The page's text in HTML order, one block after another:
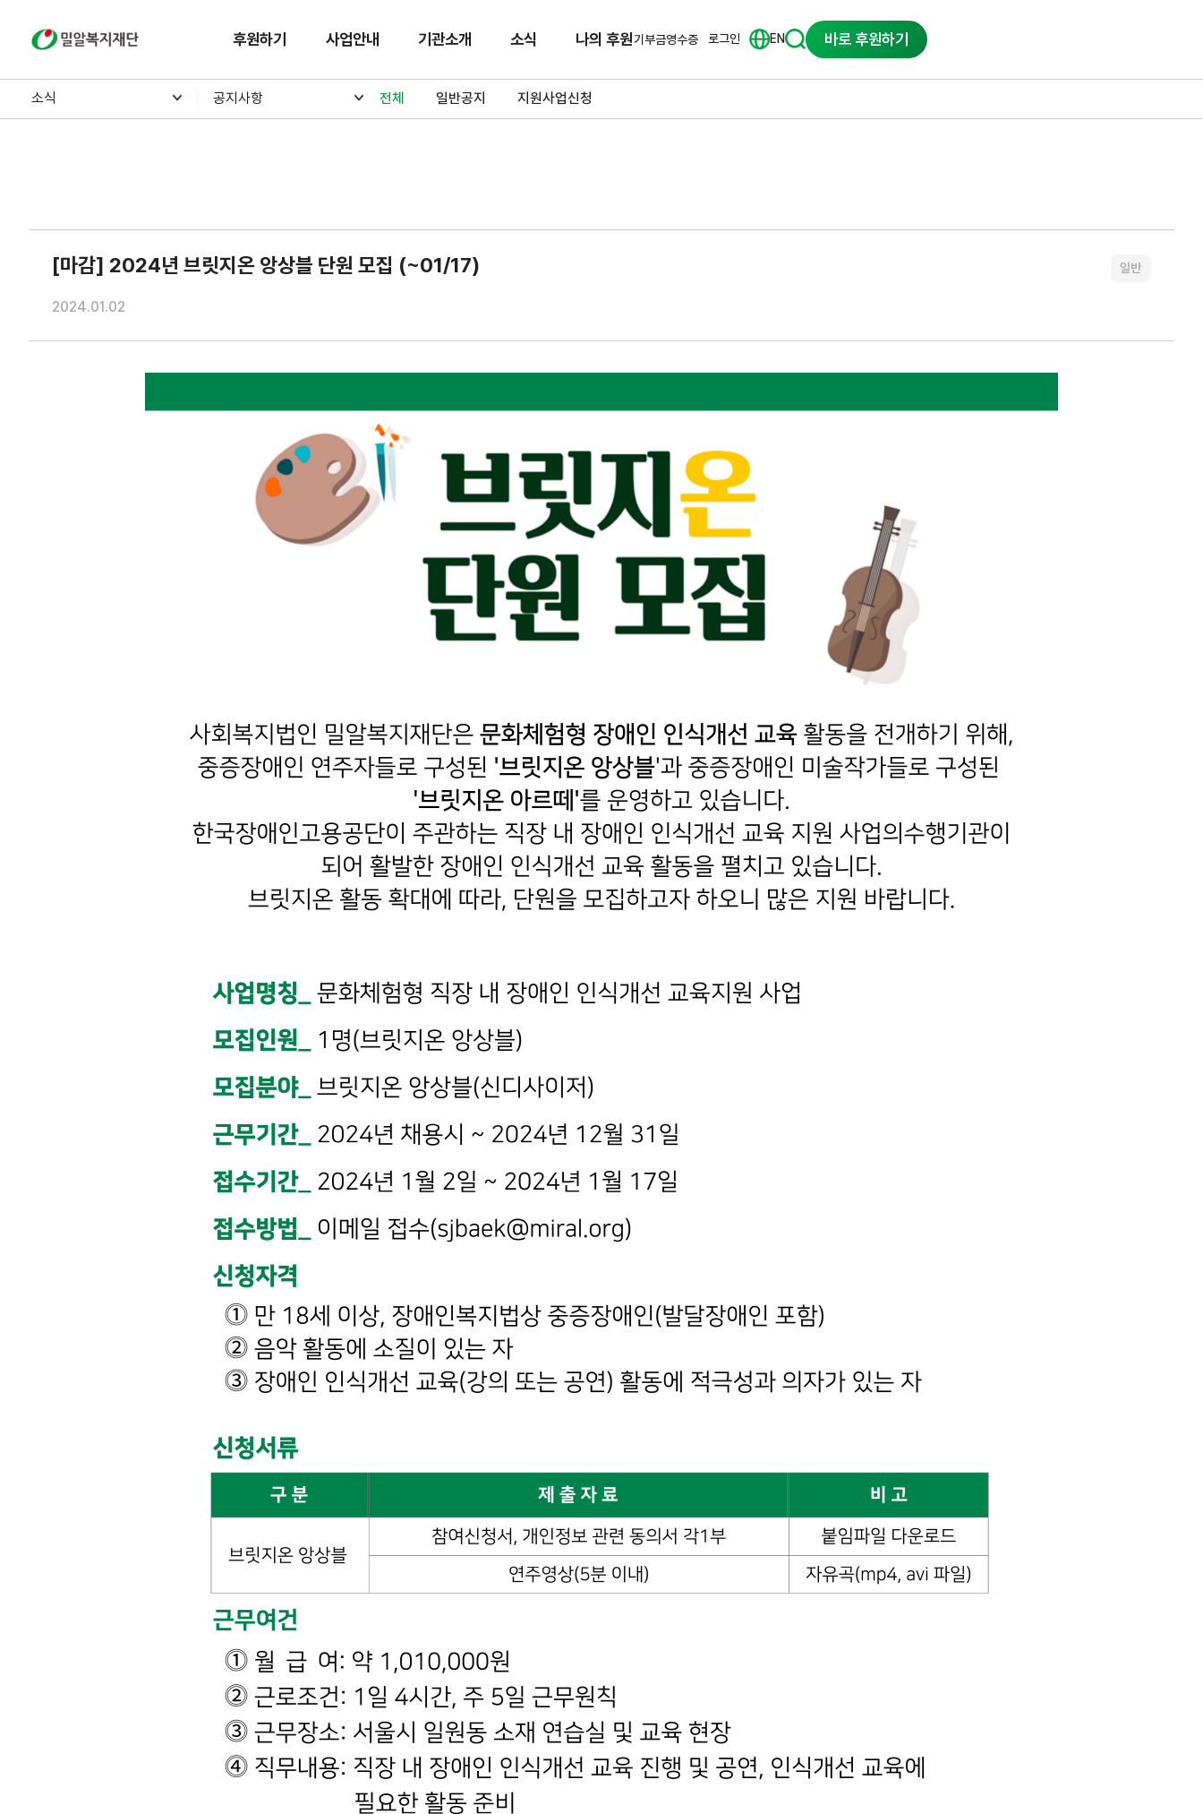
밀알복지재단 후원하기 사업안내 기관소개 소식 나의 후원기부금영수증 로그인 EN 바로 후원하기
소식 공지사항 전체 일반공지 지원사업신청
[마감] 2024년 브릿지온 앙상블 단원 모집 (~01/17) 일반
2024.01.02